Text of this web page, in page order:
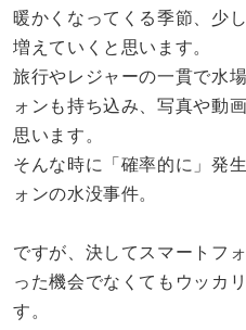
暖かくなってくる季節、少
増えていくと思います。
旅行やレジャーの一貫で水
ォンも持ち込み、写真や動
思います。
そんな時に「確率的に」発
ォンの水没事件。
ですが、決してスマートフ
った機会でなくてもウッカ
す。